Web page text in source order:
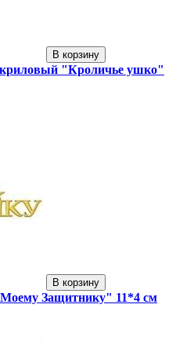
В корзину
"Кроличье ушко"
В корзину
Защитнику" 11*4 см